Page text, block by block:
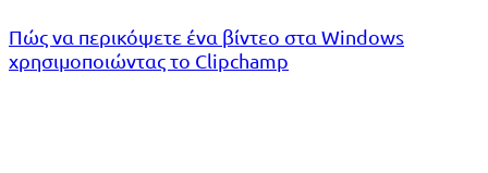
Πώς να περικόψετε ένα βίντεο στα Windows
χρησιμοποιώντας το Clipchamp